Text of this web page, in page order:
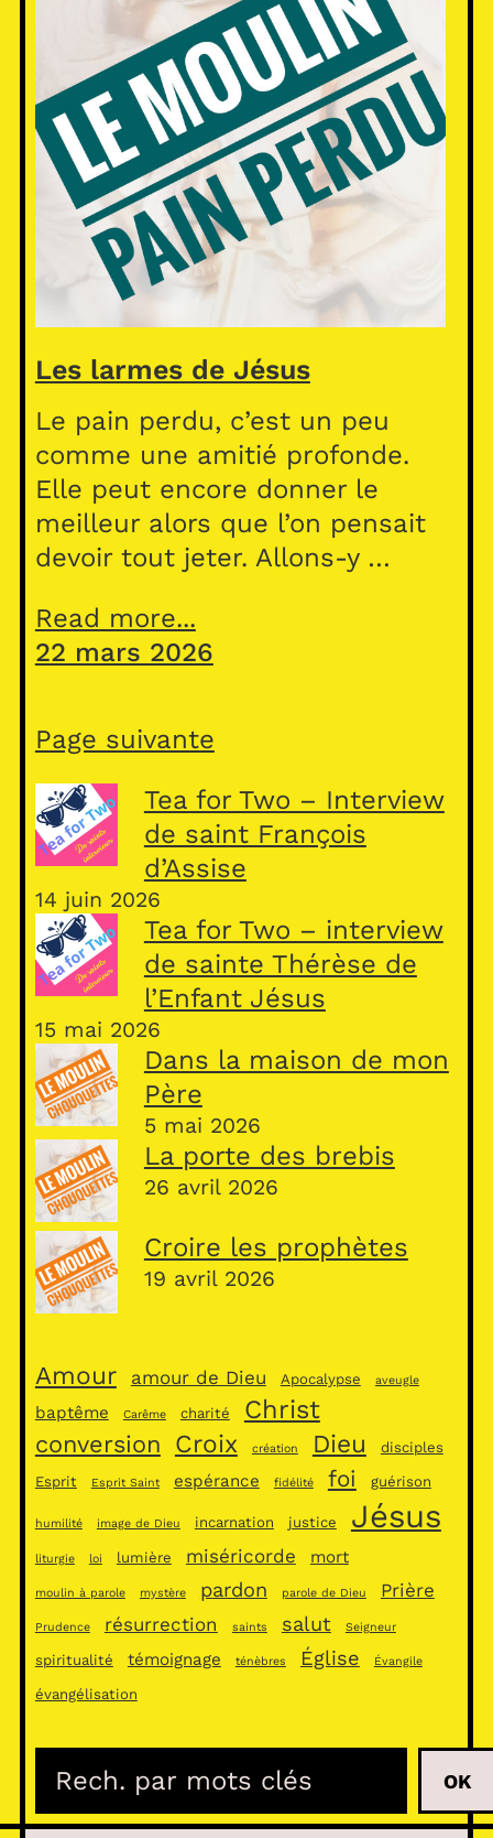
Les larmes de Jésus
Le pain perdu, c’est un peu
comme une amitié profonde.
Elle peut encore donner le
meilleur alors que l’on pensait
devoir tout jeter. Allons-y …
Read more...
22 mars 2026
Page suivante
Tea for Two – Interview
de saint François
d’Assise
14 juin 2026
Tea for Two – interview
de sainte Thérèse de
l’Enfant Jésus
15 mai 2026
Dans la maison de mon
Père
5 mai 2026
La porte des brebis
26 avril 2026
Croire les prophètes
19 avril 2026
Amour amour de Dieu Apocalypse aveugle
baptême Carême charité Christ
conversion Croix création Dieu disciples
Esprit Esprit Saint espérance fidélité foi guérison
humilité image de Dieu incarnation justice Jésus
liturgie loi lumière miséricorde mort
moulin à parole mystère pardon parole de Dieu Prière
Prudence résurrection saints salut Seigneur
spiritualité témoignage ténèbres Église Évangile
évangélisation
c
OK